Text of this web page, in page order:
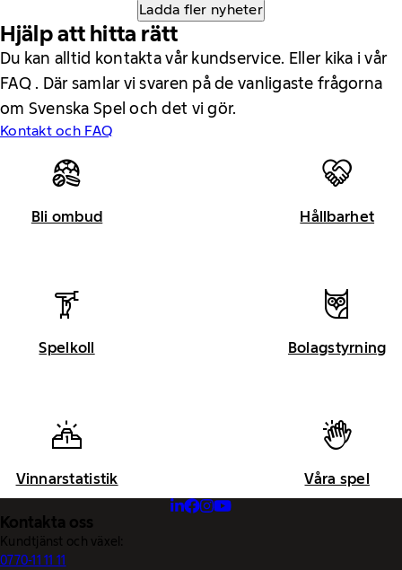
Ladda fler nyheter
Hjälp att hitta rätt
Du kan alltid kontakta vår kundservice. Eller kika i vår
FAQ . Där samlar vi svaren på de vanligaste frågorna
om Svenska Spel och det vi gör.
Kontakt och FAQ
Bli ombud Hållbarhet
Spelkoll Bolagstyrning
Vinnarstatistik Våra spel
Kontakta oss
Kundtjänst och växel:
0770-11 11 11